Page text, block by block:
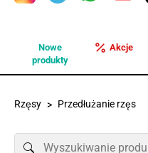
Nowe
produkty
Akcje
Rzęsy Przedłużanie rzęs